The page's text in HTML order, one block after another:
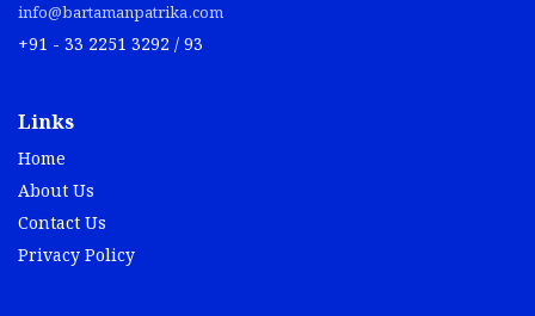
info@bartamanpatrika.com
+91 - 33 2251 3292 / 93
Links
Home
About Us
Contact Us
Privacy Policy